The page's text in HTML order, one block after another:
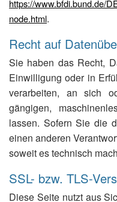
https://www.bfdi.bund.de/
node.html.
Recht auf
Sie haben das Recht,
Einwilligung oder in
verarbeiten, an sich
gängigen,
lassen. Sofern Sie die
einen anderen
soweit es technisch
SSL- bzw. TLS-
Diese Seite nutzt aus